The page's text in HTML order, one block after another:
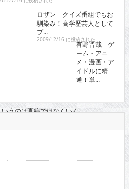
ゴー☆ジャス 『夢が叶うというのは直線
ではなくいろ...
2021/11/16 に投稿された